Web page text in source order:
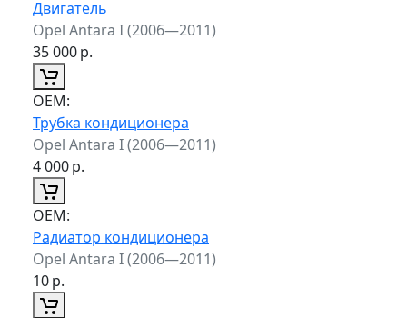
Двигатель
Opel Antara I (2006—2011)
35 000р.
ОЕМ:
Трубка кондиционера
Opel Antara I (2006—2011)
4 000р.
ОЕМ:
Радиатор кондиционера
Opel Antara I (2006—2011)
10р.